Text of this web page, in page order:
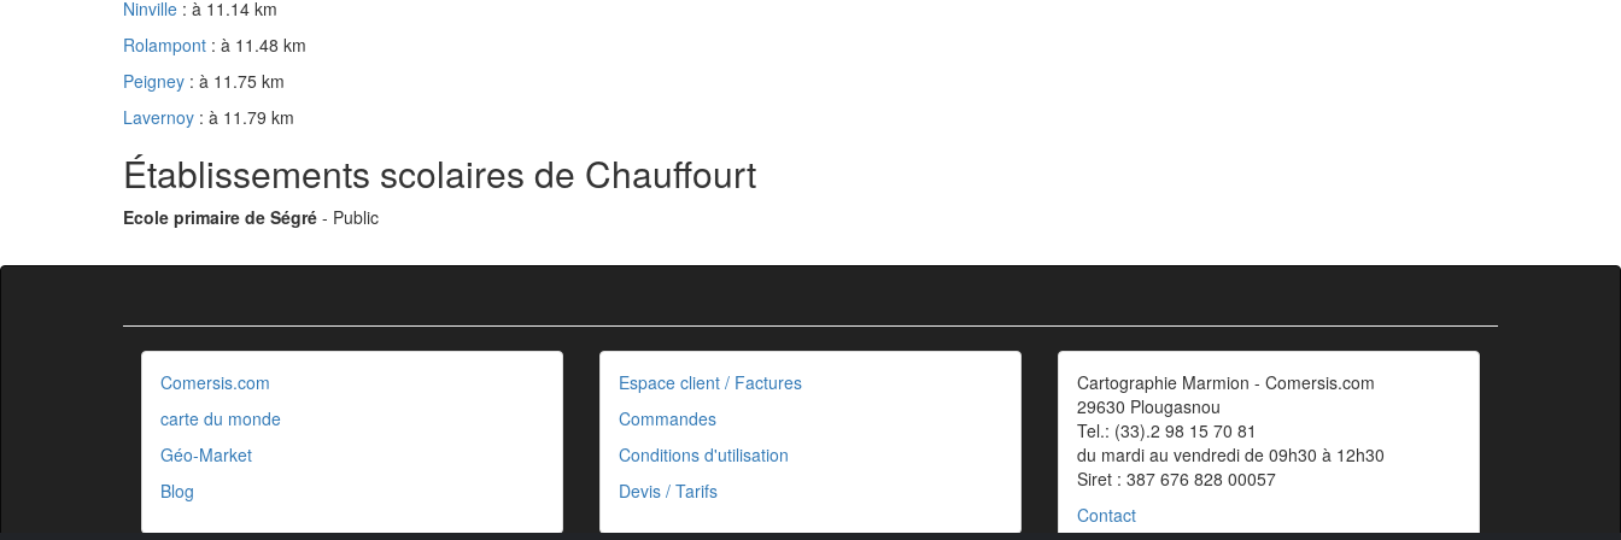
Ninville : à 11.14 km
Rolampont : à 11.48 km
Peigney : à 11.75 km
Lavernoy : à 11.79 km
Établissements scolaires de Chauffourt
Ecole primaire de Ségré - Public
Comersis.com
carte du monde
Géo-Market
Blog
Espace client / Factures
Commandes
Conditions d'utilisation
Devis / Tarifs
Cartographie Marmion - Comersis.com
29630 Plougasnou
Tel.: (33).2 98 15 70 81
du mardi au vendredi de 09h30 à 12h30
Siret : 387 676 828 00057
Contact